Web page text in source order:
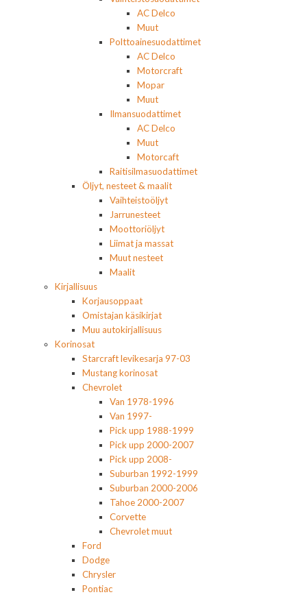
AC Delco
Muut
Polttoainesuodattimet
AC Delco
Motorcraft
Mopar
Muut
Ilmansuodattimet
AC Delco
Muut
Motorcaft
Raitisilmasuodattimet
Öljyt, nesteet & maalit
Vaihteistoöljyt
Jarrunesteet
Moottoriöljyt
Liimat ja massat
Muut nesteet
Maalit
Kirjallisuus
Korjausoppaat
Omistajan käsikirjat
Muu autokirjallisuus
Korinosat
Starcraft levikesarja 97-03
Mustang korinosat
Chevrolet
Van 1978-1996
Van 1997-
Pick upp 1988-1999
Pick upp 2000-2007
Pick upp 2008-
Suburban 1992-1999
Suburban 2000-2006
Tahoe 2000-2007
Corvette
Chevrolet muut
Ford
Dodge
Chrysler
Pontiac